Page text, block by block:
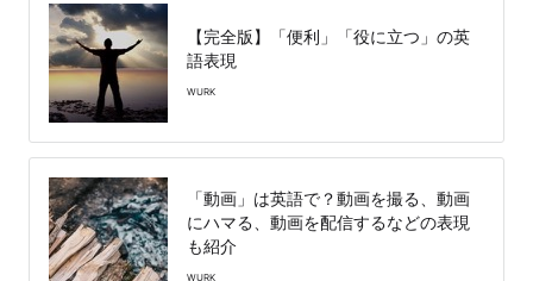
【完全版】「便利」「役に立つ」の英
語表現
WURK
「動画」は英語で？動画を撮る、動画
にハマる、動画を配信するなどの表現
も紹介
WURK